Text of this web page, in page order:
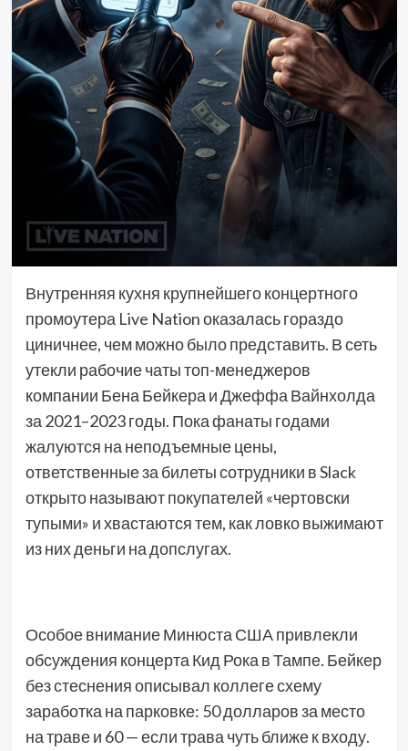
Внутренняя кухня крупнейшего концертного
промоутера Live Nation оказалась гораздо
циничнее, чем можно было представить. В сеть
утекли рабочие чаты топ-менеджеров
компании Бена Бейкера и Джеффа Вайнхолда
за 2021–2023 годы. Пока фанаты годами
жалуются на неподъемные цены,
ответственные за билеты сотрудники в Slack
открыто называют покупателей «чертовски
тупыми» и хвастаются тем, как ловко выжимают
из них деньги на допслугах.
Особое внимание Минюста США привлекли
обсуждения концерта Кид Рока в Тампе. Бейкер
без стеснения описывал коллеге схему
заработка на парковке: 50 долларов за место
на траве и 60 — если трава чуть ближе к входу.